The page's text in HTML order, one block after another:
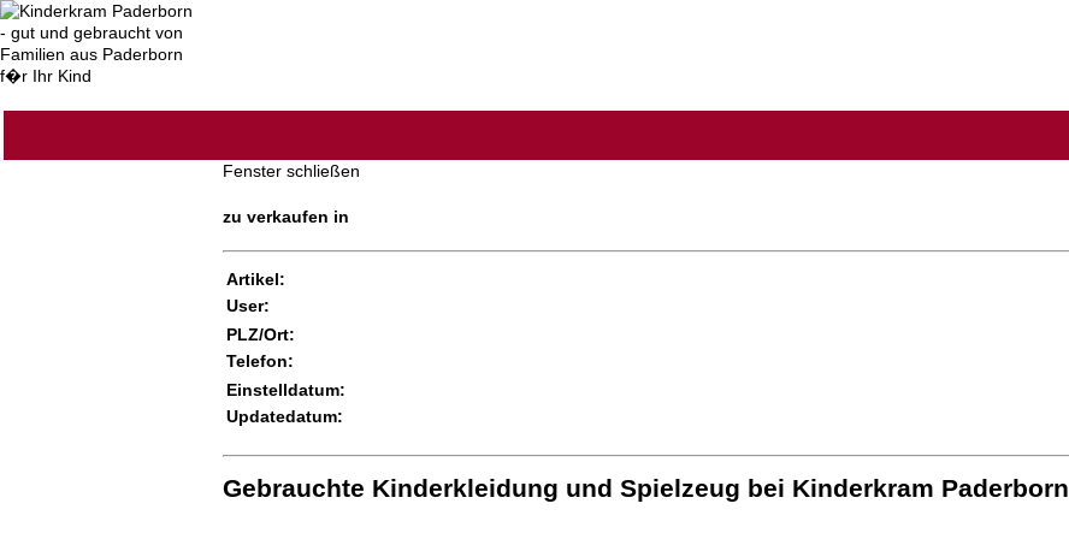
Fenster schließen
zu verkaufen in
Artikel:
User:
PLZ/Ort:
Telefon:
Einstelldatum:
Updatedatum:
Gebrauchte Kinderkleidung und Spielzeug bei Kinderkram Paderborn